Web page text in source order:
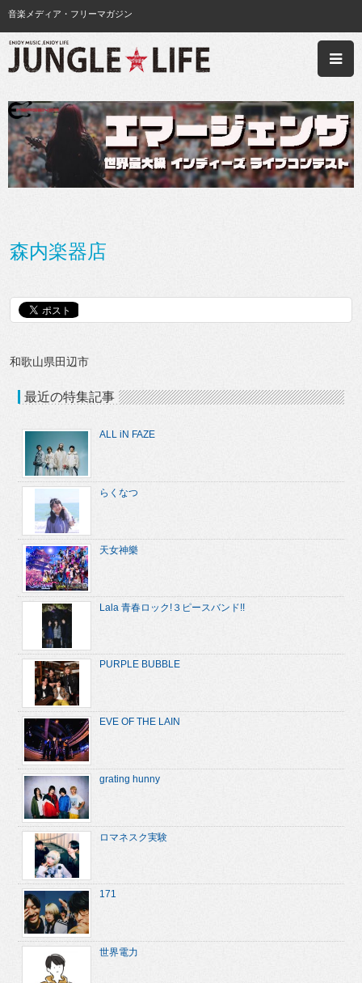
音楽メディア・フリーマガジン
森内楽器店
和歌山県田辺市
最近の特集記事
ALL iN FAZE
らくなつ
天女神樂
Lala 青春ロック!３ピースバンド!!
PURPLE BUBBLE
EVE OF THE LAIN
grating hunny
ロマネスク実験
171
世界電力